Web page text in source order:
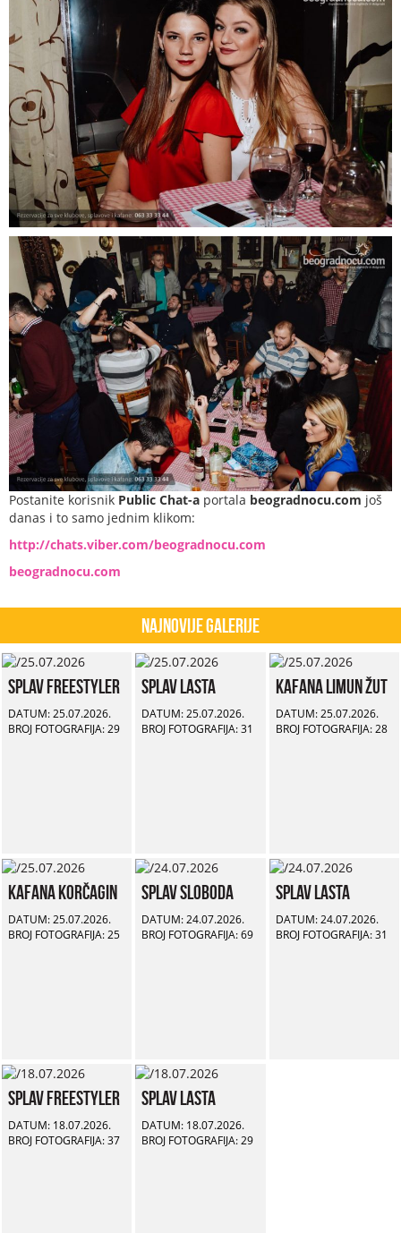
Postanite korisnik Public Chat-a portala beogradnocu.com još
danas i to samo jednim klikom:
http://chats.viber.com/beogradnocu.com
beogradnocu.com
Najnovije Galerije
Splav Freestyler
DATUM: 25.07.2026.
BROJ FOTOGRAFIJA: 29
Splav Lasta
DATUM: 25.07.2026.
BROJ FOTOGRAFIJA: 31
Kafana Limun Žut
DATUM: 25.07.2026.
BROJ FOTOGRAFIJA: 28
Kafana Korčagin
DATUM: 25.07.2026.
BROJ FOTOGRAFIJA: 25
Splav Sloboda
DATUM: 24.07.2026.
BROJ FOTOGRAFIJA: 69
Splav Lasta
DATUM: 24.07.2026.
BROJ FOTOGRAFIJA: 31
Splav Freestyler
DATUM: 18.07.2026.
BROJ FOTOGRAFIJA: 37
Splav Lasta
DATUM: 18.07.2026.
BROJ FOTOGRAFIJA: 29